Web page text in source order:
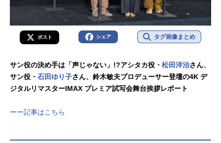
ポスト シェア タグ画像まとめ
サン役の決め手は「声じゃない」!?アシタカ役・ 松田洋治さん、
サン役・ 石田ゆり子さん、鈴木敏夫プロデューサー登壇の4K デ
ジタルリマスターIMAX プレミア試写会舞台挨拶レポート
ーー記事はこちら